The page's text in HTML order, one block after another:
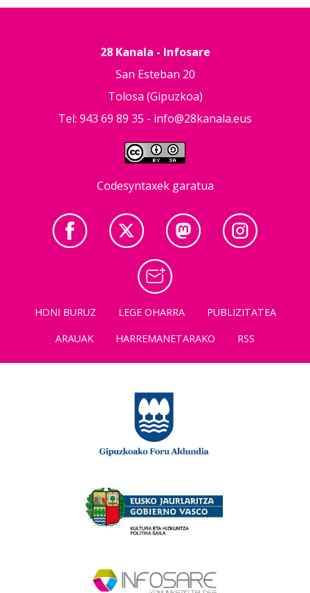
28 Kanala - Infosare
San Esteban 20
Tolosa (Gipuzkoa)
Tel: 943 69 89 35 - info@28kanala.eus
Codesyntaxek garatua
HONI BURUZ LEGE OHARRA
PUBLIZITATEA
ARAUAK
HARREMANETARAKO RSS